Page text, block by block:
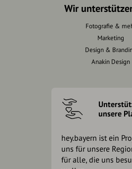
Wir
Fotografie &
Marketing
Design &
Anakin Design
unsere
hey.bayern ist ein
uns für unsere
für alle, die uns